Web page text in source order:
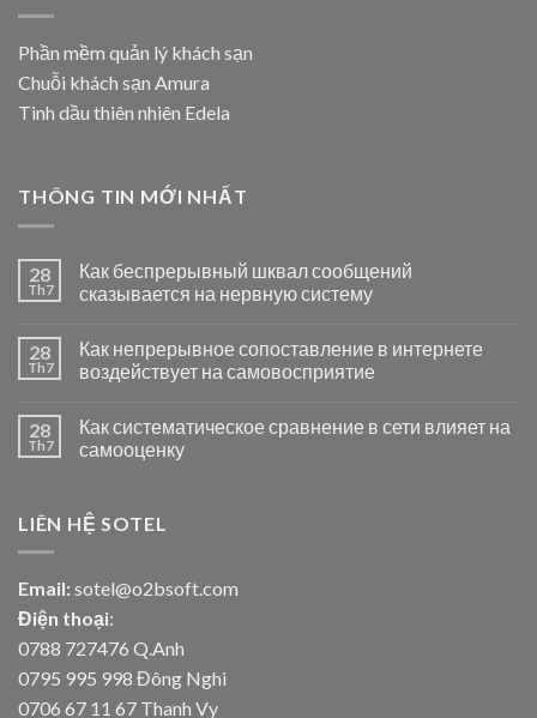
Phần mềm quản lý khách sạn
Chuỗi khách sạn Amura
Tinh dầu thiên nhiên Edela
THÔNG TIN MỚI NHẤT
28
Th7
Как беспрерывный шквал сообщений
сказывается на нервную систему
28
Th7
Как непрерывное сопоставление в интернете
воздействует на самовосприятие
28
Th7
Как систематическое сравнение в сети влияет на
самооценку
LIÊN HỆ SOTEL
Email: sotel@o2bsoft.com
Điện thoại:
0788 727476 Q.Anh
0795 995 998 Đông Nghi
0706 67 11 67 Thanh Vy